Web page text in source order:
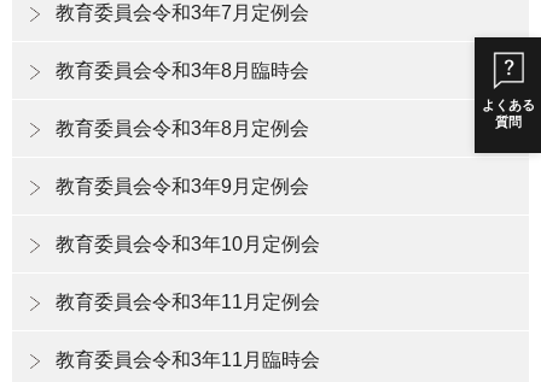
よくある
質問
教育委員会令和3年7月定例会
教育委員会令和3年8月臨時会
教育委員会令和3年8月定例会
教育委員会令和3年9月定例会
教育委員会令和3年10月定例会
教育委員会令和3年11月定例会
教育委員会令和3年11月臨時会